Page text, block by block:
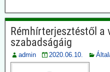
Rémhírterjesztéstől a
szabadságáig
admin 2020.06.10.